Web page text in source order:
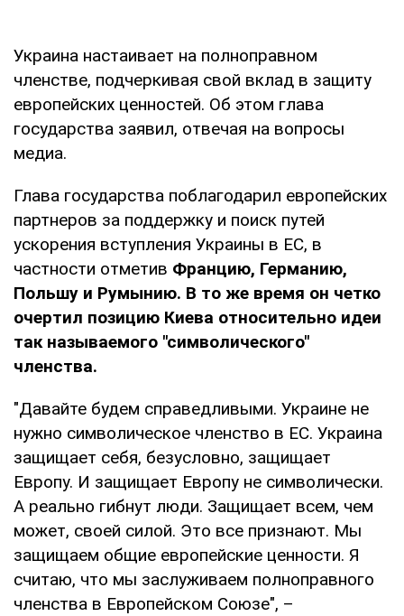
Украина настаивает на полноправном
членстве, подчеркивая свой вклад в защиту
европейских ценностей. Об этом глава
государства заявил, отвечая на вопросы
медиа.
Глава государства поблагодарил европейских
партнеров за поддержку и поиск путей
ускорения вступления Украины в ЕС, в
частности отметив Францию, Германию,
Польшу и Румынию. В то же время он четко
очертил позицию Киева относительно идеи
так называемого "символического"
членства.
"Давайте будем справедливыми. Украине не
нужно символическое членство в ЕС. Украина
защищает себя, безусловно, защищает
Европу. И защищает Европу не символически.
А реально гибнут люди. Защищает всем, чем
может, своей силой. Это все признают. Мы
защищаем общие европейские ценности. Я
считаю, что мы заслуживаем полноправного
членства в Европейском Союзе", –